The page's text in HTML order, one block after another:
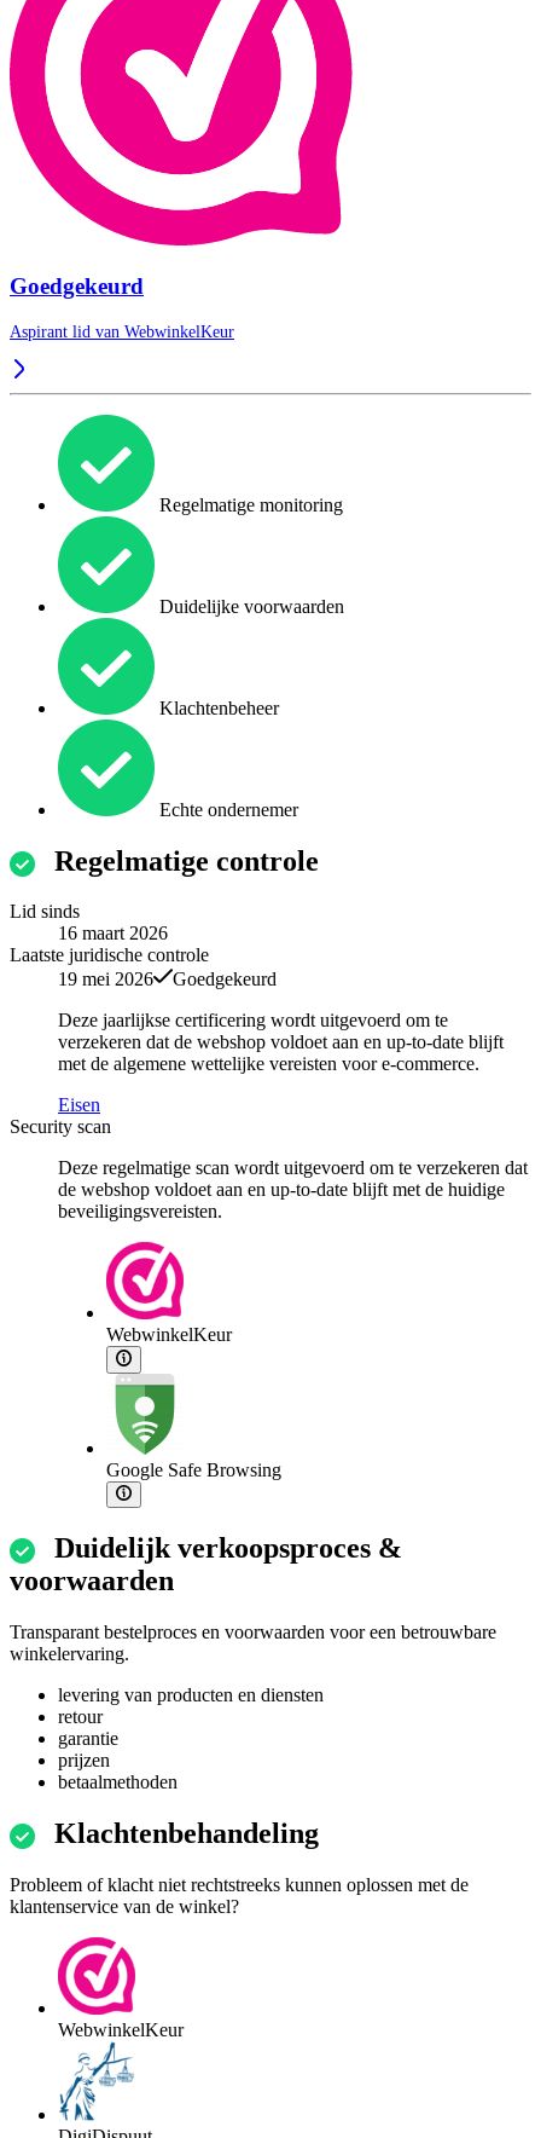
Goedgekeurd
Aspirant lid van WebwinkelKeur
Regelmatige monitoring
Duidelijke voorwaarden
Klachtenbeheer
Echte ondernemer
Regelmatige controle
Lid sinds
16 maart 2026
Laatste juridische controle
19 mei 2026
Goedgekeurd
Deze jaarlijkse certificering wordt uitgevoerd om te
verzekeren dat de webshop voldoet aan en up-to-date blijft
met de algemene wettelijke vereisten voor e-commerce.
Eisen
Security scan
Deze regelmatige scan wordt uitgevoerd om te verzekeren dat
de webshop voldoet aan en up-to-date blijft met de huidige
beveiligingsvereisten.
WebwinkelKeur
Google Safe Browsing
Duidelijk verkoopsproces &
voorwaarden
Transparant bestelproces en voorwaarden voor een betrouwbare
winkelervaring.
levering van producten en diensten
retour
garantie
prijzen
betaalmethoden
Klachtenbehandeling
Probleem of klacht niet rechtstreeks kunnen oplossen met de
klantenservice van de winkel?
WebwinkelKeur